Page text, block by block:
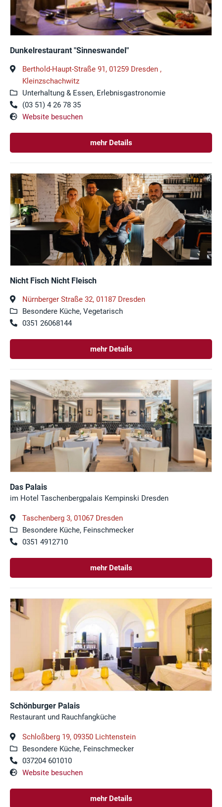
Dunkelrestaurant "Sinneswandel"
Berthold-Haupt-Straße 91, 01259 Dresden ,
Kleinzschachwitz
Unterhaltung & Essen, Erlebnisgastronomie
(03 51) 4 26 78 35
Website besuchen
mehr Details
Nicht Fisch Nicht Fleisch
Nürnberger Straße 32, 01187 Dresden
Besondere Küche, Vegetarisch
0351 26068144
mehr Details
Das Palais
im Hotel Taschenbergpalais Kempinski Dresden
Taschenberg 3, 01067 Dresden
Besondere Küche, Feinschmecker
0351 4912710
mehr Details
Schönburger Palais
Restaurant und Rauchfangküche
Schloßberg 19, 09350 Lichtenstein
Besondere Küche, Feinschmecker
037204 601010
Website besuchen
mehr Details